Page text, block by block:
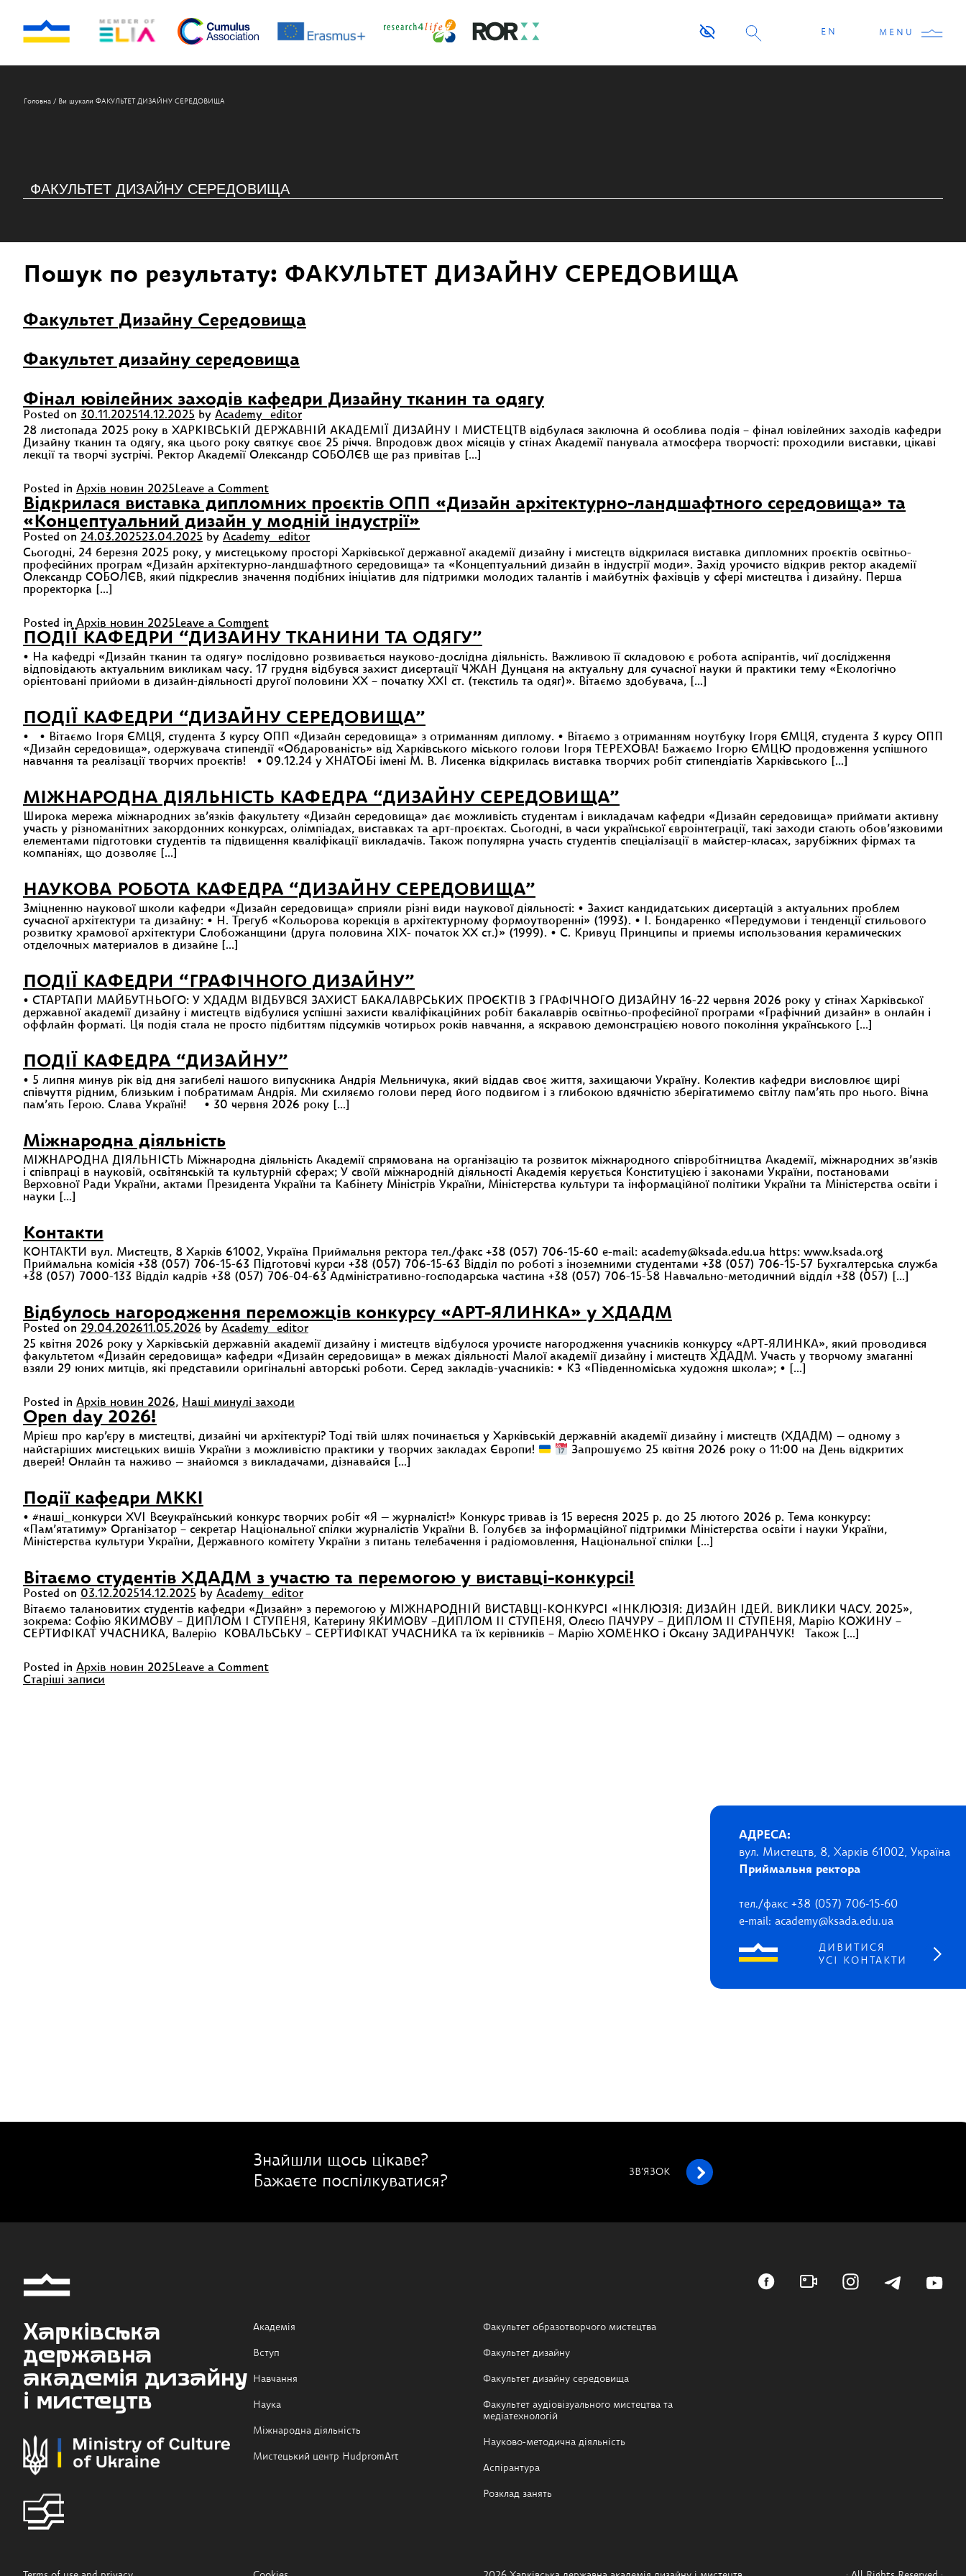
EN MENU
Головна / Ви шукали ФАКУЛЬТЕТ ДИЗАЙНУ СЕРЕДОВИЩА
Пошук по результату: ФАКУЛЬТЕТ ДИЗАЙНУ СЕРЕДОВИЩА
Факультет Дизайну Середовища
Факультет дизайну середовища
Фінал ювілейних заходів кафедри Дизайну тканин та одягу
Posted on 30.11.202514.12.2025 by Academy_editor
28 листопада 2025 року в ХАРКІВСЬКІЙ ДЕРЖАВНІЙ АКАДЕМІЇ ДИЗАЙНУ І МИСТЕЦТВ відбулася заключна й особлива подія – фінал ювілейних заходів кафедри
Дизайну тканин та одягу, яка цього року святкує своє 25 річчя. Впродовж двох місяців у стінах Академії панувала атмосфера творчості: проходили виставки, цікаві
лекції та творчі зустрічі. Ректор Академії Олександр СОБОЛЄВ ще раз привітав […]
Posted in Архів новин 2025 Leave a Commenton
Фінал
ювілейних
заходів
кафедри
Дизайну
тканин
та
Відкрилася виставка дипломних проєктів ОПП «Дизайн архітектурно-ландшафтного середовища» та
«Концептуальний дизайн у модній індустрії»
Posted on 24.03.202523.04.2025 by Academy_editor
Сьогодні, 24 березня 2025 року, у мистецькому просторі Харківської державної академії дизайну і мистецтв відкрилася виставка дипломних проєктів освітньо-
професійних програм «Дизайн архітектурно-ландшафтного середовища» та «Концептуальний дизайн в індустрії моди». Захід урочисто відкрив ректор академії
Олександр СОБОЛЄВ, який підкреслив значення подібних ініціатив для підтримки молодих талантів і майбутніх фахівців у сфері мистецтва і дизайну. Перша
проректорка […]
Posted in Архів новин 2025 Leave a Commenton
Відкрилася
виставка
дипломних
проєктів
ОПП
архітектурно-
ландшафтного
середовища»
та
«Концептуальний
модній
індустрії»
ПОДІЇ КАФЕДРИ “ДИЗАЙНУ ТКАНИНИ ТА ОДЯГУ”
• На кафедрі «Дизайн тканин та одягу» послідовно розвивається науково-дослідна діяльність. Важливою її складовою є робота аспірантів, чиї дослідження
відповідають актуальним викликам часу. 17 грудня відбувся захист дисертації ЧЖАН Дунцаня на актуальну для сучасної науки й практики тему «Екологічно
орієнтовані прийоми в дизайн-діяльності другої половини ХХ – початку ХХІ ст. (текстиль та одяг)». Вітаємо здобувача, […]
ПОДІЇ КАФЕДРИ “ДИЗАЙНУ СЕРЕДОВИЩА”
• • Вітаємо Ігоря ЄМЦЯ, студента 3 курсу ОПП «Дизайн середовища» з отриманням диплому. • Вітаємо з отриманням ноутбуку Ігоря ЄМЦЯ, студента 3 курсу ОПП
«Дизайн середовища», одержувача стипендії «Обдарованість» від Харківського міського голови Ігоря ТЕРЕХОВА! Бажаємо Ігорю ЄМЦЮ продовження успішного
навчання та реалізації творчих проєктів! • 09.12.24 у ХНАТОБі імені М. В. Лисенка відкрилась виставка творчих робіт стипендіатів Харківського […]
МІЖНАРОДНА ДІЯЛЬНІСТЬ КАФЕДРА “ДИЗАЙНУ СЕРЕДОВИЩА”
Широка мережа міжнародних зв’язків факультету «Дизайн середовища» дає можливість студентам і викладачам кафедри «Дизайн середовища» приймати активну
участь у різноманітних закордонних конкурсах, олімпіадах, виставках та арт-проєктах. Сьогодні, в часи української євроінтеграції, такі заходи стають обов’язковими
елементами підготовки студентів та підвищення кваліфікації викладачів. Також популярна участь студентів спеціалізації в майстер-класах, зарубіжних фірмах та
компаніях, що дозволяє […]
НАУКОВА РОБОТА КАФЕДРА “ДИЗАЙНУ СЕРЕДОВИЩА”
Зміцненню наукової школи кафедри «Дизайн середовища» сприяли різні види наукової діяльності: • Захист кандидатських дисертацій з актуальних проблем
сучасної архітектури та дизайну: • Н. Трегуб «Кольорова корекція в архітектурному формоутворенні» (1993). • І. Бондаренко «Передумови і тенденції стильового
розвитку храмової архітектури Слобожанщини (друга половина XIX- початок XX ст.)» (1999). • С. Кривуц Принципы и приемы использования керамических
отделочных материалов в дизайне […]
ПОДІЇ КАФЕДРИ “ГРАФІЧНОГО ДИЗАЙНУ”
• СТАРТАПИ МАЙБУТНЬОГО: У ХДАДМ ВІДБУВСЯ ЗАХИСТ БАКАЛАВРСЬКИХ ПРОЄКТІВ З ГРАФІЧНОГО ДИЗАЙНУ 16-22 червня 2026 року у стінах Харківської
державної академії дизайну і мистецтв відбулися успішні захисти кваліфікаційних робіт бакалаврів освітньо-професійної програми «Графічний дизайн» в онлайн і
оффлайн форматі. Ця подія стала не просто підбиттям підсумків чотирьох років навчання, а яскравою демонстрацією нового покоління українського […]
ПОДІЇ КАФЕДРА “ДИЗАЙНУ”
• 5 липня минув рік від дня загибелі нашого випускника Андрія Мельничука, який віддав своє життя, захищаючи Україну. Колектив кафедри висловлює щирі
співчуття рідним, близьким і побратимам Андрія. Ми схиляємо голови перед його подвигом і з глибокою вдячністю зберігатимемо світлу пам’ять про нього. Вічна
пам’ять Герою. Слава Україні! • 30 червня 2026 року […]
Міжнародна діяльність
МІЖНАРОДНА ДІЯЛЬНІСТЬ Міжнародна діяльність Академії спрямована на організацію та розвиток міжнародного співробітництва Академії, міжнародних зв’язків
і співпраці в науковій, освітянській та культурній сферах; У своїй міжнародній діяльності Академія керується Конституцією і законами України, постановами
Верховної Ради України, актами Президента України та Кабінету Міністрів України, Міністерства культури та інформаційної політики України та Міністерства освіти і
науки […]
Контакти
КОНТАКТИ вул. Мистецтв, 8 Харків 61002, Україна Приймальня ректора тел./факс +38 (057) 706-15-60 e-mail: academy@ksada.edu.ua https: www.ksada.org
Приймальна комісія +38 (057) 706-15-63 Підготовчі курси +38 (057) 706-15-63 Відділ по роботі з іноземними студентами +38 (057) 706-15-57 Бухгалтерська служба
+38 (057) 7000-133 Відділ кадрів +38 (057) 706-04-63 Адміністративно-господарська частина +38 (057) 706-15-58 Навчально-методичний відділ +38 (057) […]
Відбулось нагородження переможців конкурсу «АРТ-ЯЛИНКА» у ХДАДМ
Posted on 29.04.202611.05.2026 by Academy_editor
25 квітня 2026 року у Харківській державній академії дизайну і мистецтв відбулося урочисте нагородження учасників конкурсу «АРТ-ЯЛИНКА», який проводився
факультетом «Дизайн середовища» кафедри «Дизайн середовища» в межах діяльності Малої академії дизайну і мистецтв ХДАДМ. Участь у творчому змаганні
взяли 29 юних митців, які представили оригінальні авторські роботи. Серед закладів-учасників: • КЗ «Південноміська художня школа»; • […]
Posted in Архів новин 2026, Наші минулі заходи
Open day 2026!
Мрієш про кар’єру в мистецтві, дизайні чи архітектурі? Тоді твій шлях починається у Харківській державній академії дизайну і мистецтв (ХДАДМ) — одному з
найстаріших мистецьких вишів України з можливістю практики у творчих закладах Європи!
Запрошуємо 25 квітня 2026 року о 11:00 на День відкритих
дверей! Онлайн та наживо — знайомся з викладачами, дізнавайся […]
Події кафедри МККІ
• #наші_конкурси XVI Всеукраїнський конкурс творчих робіт «Я — журналіст!» Конкурс тривав із 15 вересня 2025 р. до 25 лютого 2026 р. Тема конкурсу:
«Пам’ятатиму» Організатор – секретар Національної спілки журналістів України В. Голубєв за інформаційної підтримки Міністерства освіти і науки України,
Міністерства культури України, Державного комітету України з питань телебачення і радіомовлення, Національної спілки […]
Вітаємо студентів ХДАДМ з участю та перемогою у виставці-конкурсі!
Posted on 03.12.202514.12.2025 by Academy_editor
Вітаємо талановитих студентів кафедри «Дизайн» з перемогою у МІЖНАРОДНІЙ ВИСТАВЦІ-КОНКУРСІ «ІНКЛЮЗІЯ: ДИЗАЙН ІДЕЙ. ВИКЛИКИ ЧАСУ. 2025»,
зокрема: Софію ЯКИМОВУ – ДИПЛОМ І СТУПЕНЯ, Катерину ЯКИМОВУ –ДИПЛОМ ІІ СТУПЕНЯ, Олесю ПАЧУРУ – ДИПЛОМ ІІ СТУПЕНЯ, Марію КОЖИНУ –
СЕРТИФІКАТ УЧАСНИКА, Валерію КОВАЛЬСЬКУ – СЕРТИФІКАТ УЧАСНИКА та їх керівників – Марію ХОМЕНКО і Оксану ЗАДИРАНЧУК! Також […]
Posted in Архів новин 2025Leave a Commenton
Навігація
Старіші записи
АДРЕСА:
вул. Мистецтв, 8, Харків 61002, Україна
Приймальня ректора
тел./факс +38 (057) 706-15-60
e-mail: academy@ksada.edu.ua
ДИВИТИСЯ
УСІ КОНТАКТИ
Знайшли щось цікаве?
Бажаєте поспілкуватися?
ЗВ’ЯЗОК
Харківська
державна
академія дизайну
і мистецтв
Академія
Вступ
Навчання
Наука
Міжнародна діяльність
Мистецький центр HudpromArt
Факультет образотворчого мистецтва
Факультет дизайну
Факультет дизайну середовища
Факультет аудіовізуального мистецтва та
медіатехнологій
Науково-методична діяльність
Аспірантура
Розклад занять